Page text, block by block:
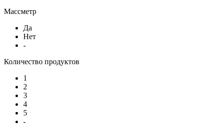
Массметр
Да
Нет
-
Количество продуктов
1
2
3
4
5
-